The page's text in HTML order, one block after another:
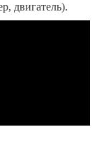
двигатель).